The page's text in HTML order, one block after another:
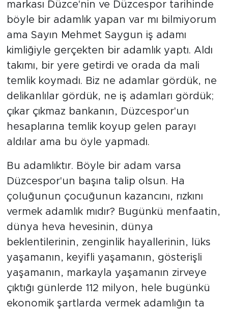
markası Düzce'nin ve Düzcespor tarihinde
böyle bir adamlık yapan var mı bilmiyorum
ama Sayın Mehmet Saygun iş adamı
kimliğiyle gerçekten bir adamlık yaptı. Aldı
takımı, bir yere getirdi ve orada da mali
temlik koymadı. Biz ne adamlar gördük, ne
delikanlılar gördük, ne iş adamları gördük;
çıkar çıkmaz bankanın, Düzcespor'un
hesaplarına temlik koyup gelen parayı
aldılar ama bu öyle yapmadı.
Bu adamlıktır. Böyle bir adam varsa
Düzcespor'un başına talip olsun. Ha
çoluğunun çocuğunun kazancını, rızkını
vermek adamlık mıdır? Bugünkü menfaatin,
dünya heva hevesinin, dünya
beklentilerinin, zenginlik hayallerinin, lüks
yaşamanın, keyifli yaşamanın, gösterişli
yaşamanın, markayla yaşamanın zirveye
çıktığı günlerde 112 milyon, hele bugünkü
ekonomik şartlarda vermek adamlığın ta